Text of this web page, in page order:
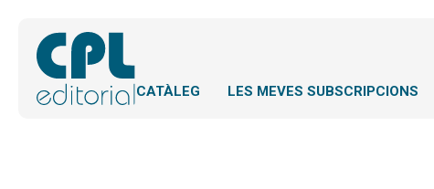
CATÀLEG LES MEVES SUBSCRIPCIONS